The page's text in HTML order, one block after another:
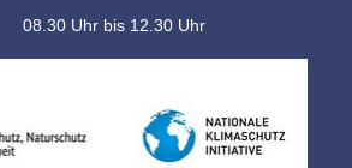
08.30 Uhr bis 12.30 Uhr